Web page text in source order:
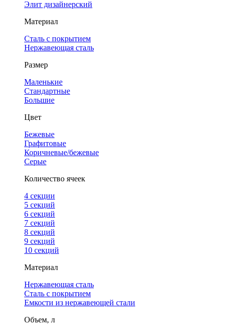
Элит дизайнерский
Материал
Сталь с покрытием
Нержавеющая сталь
Размер
Маленькие
Стандартные
Большие
Цвет
Бежевые
Графитовые
Коричневые/бежевые
Серые
Количество ячеек
4 cекции
5 секций
6 секций
7 секций
8 секций
9 секций
10 секций
Материал
Нержавеющая сталь
Сталь с покрытием
Емкости из нержавеющей стали
Объем, л